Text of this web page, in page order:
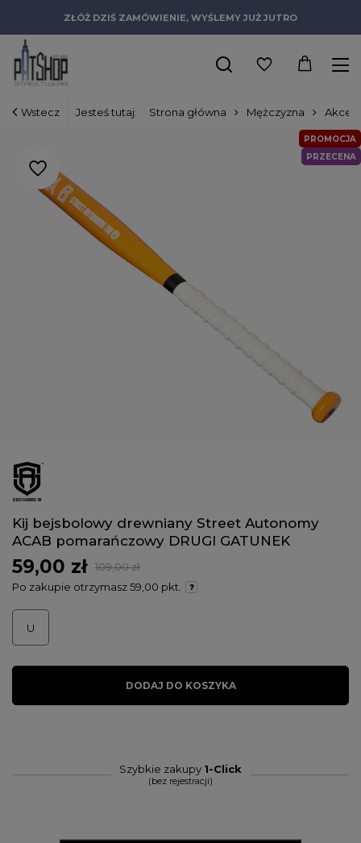
ZŁÓŻ DZIŚ ZAMÓWIENIE, WYŚLEMY JUŻ JUTRO
Wstecz Jesteś tutaj: Strona główna Mężczyzna
PROMOCJA
PRZECENA
Kij bejsbolowy drewniany Street Autonomy
ACAB pomarańczowy DRUGI GATUNEK
59,00 zł
109,00 zł
Po zakupie otrzymasz59,00 pkt.
U
DODAJ DO KOSZYKA
Szybkie zakupy 1-Click
(bez rejestracji)